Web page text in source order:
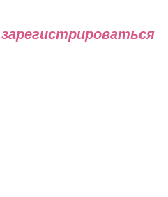
зарегистрироваться